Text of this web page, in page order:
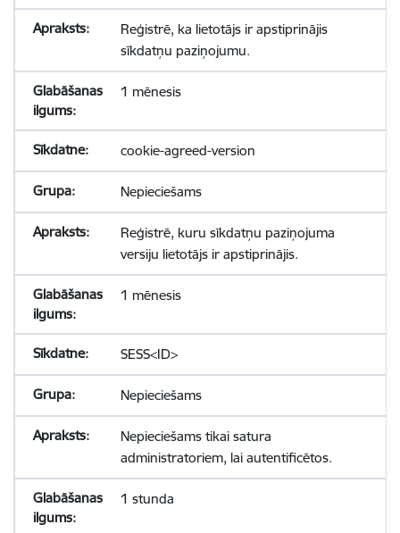
Reģistrē, ka lietotājs ir apstiprinājis
sīkdatņu paziņojumu.
1 mēnesis
cookie-agreed-version
Nepieciešams
Reģistrē, kuru sīkdatņu paziņojuma
versiju lietotājs ir apstiprinājis.
1 mēnesis
SESS<ID>
Nepieciešams
Nepieciešams tikai satura
administratoriem, lai autentificētos.
1 stunda